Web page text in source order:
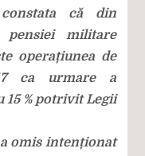
că din
militare
operațiunea de
ca urmare a
% potrivit Legii
omis intenționat